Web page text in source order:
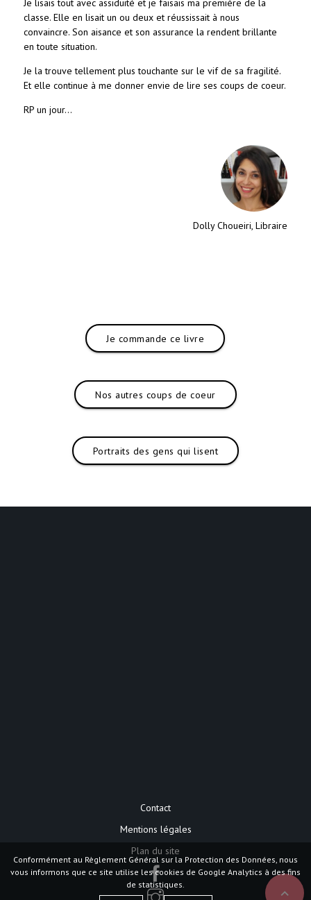
Conformément au Règlement Général sur la Protection des Données, nous
vous informons que ce site utilise les cookies de Google Analytics à des fins
de statistiques.
Je lisais tout avec assiduité et je faisais ma première de la
classe. Elle en lisait un ou deux et réussissait à nous
convaincre. Son aisance et son assurance la rendent brillante
en toute situation.
Je la trouve tellement plus touchante sur le vif de sa fragilité.
Et elle continue à me donner envie de lire ses coups de coeur.
RP un jour...
Dolly Choueiri, Libraire
Je commande ce livre
Nos autres coups de coeur
Portraits des gens qui lisent
expand_less
Contact
Mentions légales
Plan du site